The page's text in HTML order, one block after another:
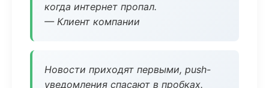
когда интернет пропал.
— Клиент компании
Новости приходят первыми, push-
уведомления спасают в пробках.